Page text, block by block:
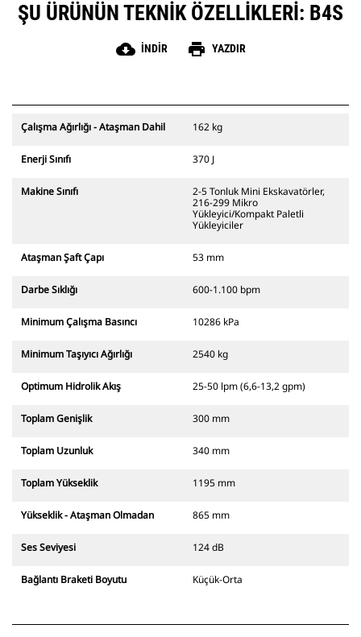
ŞU ÜRÜNÜN TEKNIK ÖZELLIKLERI: B4S
cloud_download İNDIR print YAZDIR
Çalışma Ağırlığı - Ataşman Dahil 162 kg
Enerji Sınıfı 370 J
Makine Sınıfı
2-5 Tonluk Mini Ekskavatörler,
216-299 Mikro
Yükleyici/Kompakt Paletli
Yükleyiciler
Ataşman Şaft Çapı 53 mm
Darbe Sıklığı 600-1.100 bpm
Minimum Çalışma Basıncı 10286 kPa
Minimum Taşıyıcı Ağırlığı 2540 kg
Optimum Hidrolik Akış 25-50 lpm (6,6-13,2 gpm)
Toplam Genişlik 300 mm
Toplam Uzunluk 340 mm
Toplam Yükseklik 1195 mm
Yükseklik - Ataşman Olmadan 865 mm
Ses Seviyesi 124 dB
Bağlantı Braketi Boyutu Küçük-Orta